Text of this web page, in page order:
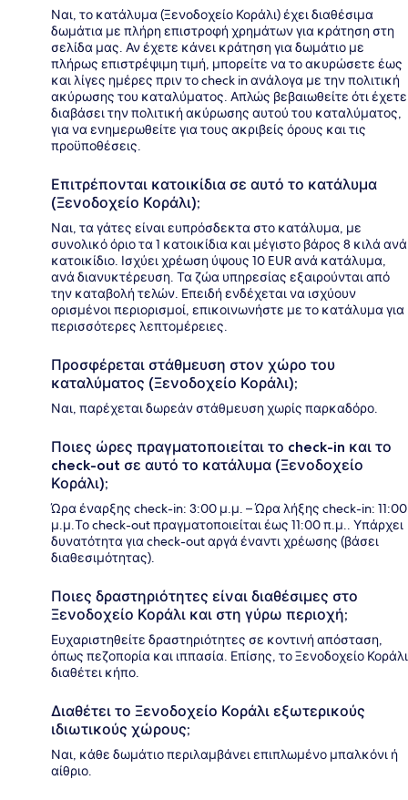
Ναι, το κατάλυμα (Ξενοδοχείο Κοράλι) έχει διαθέσιμα
δωμάτια με πλήρη επιστροφή χρημάτων για κράτηση στη
σελίδα μας. Αν έχετε κάνει κράτηση για δωμάτιο με
πλήρως επιστρέψιμη τιμή, μπορείτε να το ακυρώσετε έως
και λίγες ημέρες πριν το check in ανάλογα με την πολιτική
ακύρωσης του καταλύματος. Απλώς βεβαιωθείτε ότι έχετε
διαβάσει την πολιτική ακύρωσης αυτού του καταλύματος,
για να ενημερωθείτε για τους ακριβείς όρους και τις
προϋποθέσεις.
Επιτρέπονται κατοικίδια σε αυτό το κατάλυμα
(Ξενοδοχείο Κοράλι);
Ναι, τα γάτες είναι ευπρόσδεκτα στο κατάλυμα, με
συνολικό όριο τα 1 κατοικίδια και μέγιστο βάρος 8 κιλά ανά
κατοικίδιο. Ισχύει χρέωση ύψους 10 EUR ανά κατάλυμα,
ανά διανυκτέρευση. Τα ζώα υπηρεσίας εξαιρούνται από
την καταβολή τελών. Επειδή ενδέχεται να ισχύουν
ορισμένοι περιορισμοί, επικοινωνήστε με το κατάλυμα για
περισσότερες λεπτομέρειες.
Προσφέρεται στάθμευση στον χώρο του
καταλύματος (Ξενοδοχείο Κοράλι);
Ναι, παρέχεται δωρεάν στάθμευση χωρίς παρκαδόρο.
Ποιες ώρες πραγματοποιείται το check-in και το
check-out σε αυτό το κατάλυμα (Ξενοδοχείο
Κοράλι);
Ώρα έναρξης check-in: 3:00 μ.μ. – Ώρα λήξης check-in: 11:00
μ.μ.Το check-out πραγματοποιείται έως 11:00 π.μ.. Υπάρχει
δυνατότητα για check-out αργά έναντι χρέωσης (βάσει
διαθεσιμότητας).
Ποιες δραστηριότητες είναι διαθέσιμες στο
Ξενοδοχείο Κοράλι και στη γύρω περιοχή;
Ευχαριστηθείτε δραστηριότητες σε κοντινή απόσταση,
όπως πεζοπορία και ιππασία. Επίσης, το Ξενοδοχείο Κοράλι
διαθέτει κήπο.
Διαθέτει το Ξενοδοχείο Κοράλι εξωτερικούς
ιδιωτικούς χώρους;
Ναι, κάθε δωμάτιο περιλαμβάνει επιπλωμένο μπαλκόνι ή
αίθριο.